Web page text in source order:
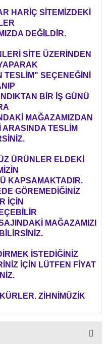
HARİÇ SİTEMİZDEKİ
DEĞİLDİR.
SİTE ÜZERİNDEN
SEÇENEĞİNİ
BİR İŞ GÜNÜ
MAĞAZAMIZDAN
TESLİM
ÜRÜNLER ELDEKİ
KAPSAMAKTADIR.
GÖREMEDİĞİNİZ
İÇİN
MAĞAZAMIZI
İSTEDİĞİNİZ
İÇİN LÜTFEN FİYAT
ZİHNİMÜZİK